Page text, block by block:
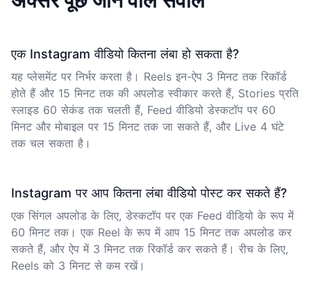
एक Instagram वीडियो कितना लंबा हो सकता है?
यह प्लेसमेंट पर निर्भर करता है। Reels इन-ऐप 3 मिनट तक रिकॉर्ड
होते हैं और 15 मिनट तक की अपलोड स्वीकार करते हैं, Stories प्रति
स्लाइड 60 सेकंड तक चलती हैं, Feed वीडियो डेस्कटॉप पर 60
मिनट और मोबाइल पर 15 मिनट तक जा सकते हैं, और Live 4 घंटे
तक चल सकता है।
Instagram पर आप कितना लंबा वीडियो पोस्ट कर सकते हैं?
एक सिंगल अपलोड के लिए, डेस्कटॉप पर एक Feed वीडियो के रूप में
60 मिनट तक। एक Reel के रूप में आप 15 मिनट तक अपलोड कर
सकते हैं, और ऐप में 3 मिनट तक रिकॉर्ड कर सकते हैं। रीच के लिए,
Reels को 3 मिनट से कम रखें।